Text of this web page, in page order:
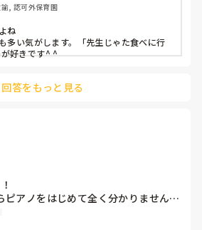
, 認可外保育園
ね
多い気がします。「先生じゃた食べに行
好きです^ ^
回答をもっと見る
ピアノをはじめて全く分かりません…
きまくれ！と言われましたがいまいち